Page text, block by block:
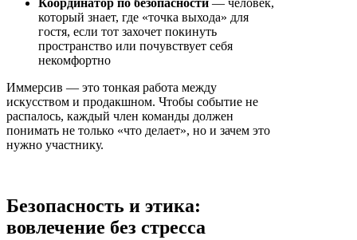
который знает, где «точка выхода» для
гостя, если тот захочет покинуть
пространство или почувствует себя
некомфортно
Иммерсив — это тонкая работа между
искусством и продакшном. Чтобы событие не
распалось, каждый член команды должен
понимать не только «что делает», но и зачем это
нужно участнику.
Безопасность и этика:
вовлечение без стресса